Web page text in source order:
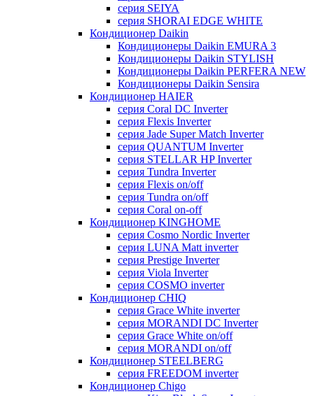
серия SEIYA
серия SHORAI EDGE WHITE
Кондиционер Daikin
Кондиционеры Daikin EMURA 3
Кондиционеры Daikin STYLISH
Кондиционеры Daikin PERFERA NEW
Кондиционеры Daikin Sensira
Кондиционер HAIER
серия Coral DC Inverter
серия Flexis Inverter
серия Jade Super Match Inverter
серия QUANTUM Inverter
серия STELLAR HP Inverter
серия Tundra Inverter
серия Flexis on/off
серия Tundra on/off
серия Coral on-off
Кондиционер KINGHOME
серия Cosmo Nordic Inverter
серия LUNA Matt inverter
серия Prestige Inverter
серия Viola Inverter
серия COSMO inverter
Кондиционер CHIQ
серия Grace White inverter
серия MORANDI DC Inverter
серия Grace White on/off
серия MORANDI on/off
Кондиционер STEELBERG
серия FREEDOM inverter
Кондиционер Chigo